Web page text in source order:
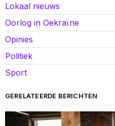
Lokaal nieuws
Oorlog in Oekraïne
Opinies
Politiek
Sport
GERELATEERDE BERICHTEN